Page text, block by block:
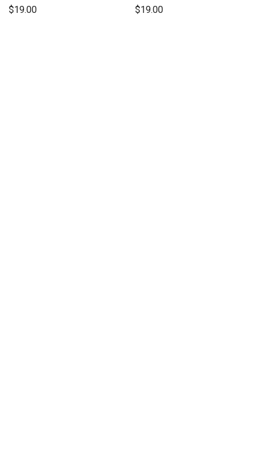
Aceite para el dolor
$19.00 $19.00